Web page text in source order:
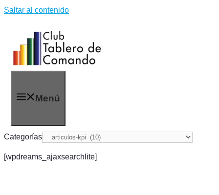
Saltar al contenido
Menú
Categorías
[wpdreams_ajaxsearchlite]